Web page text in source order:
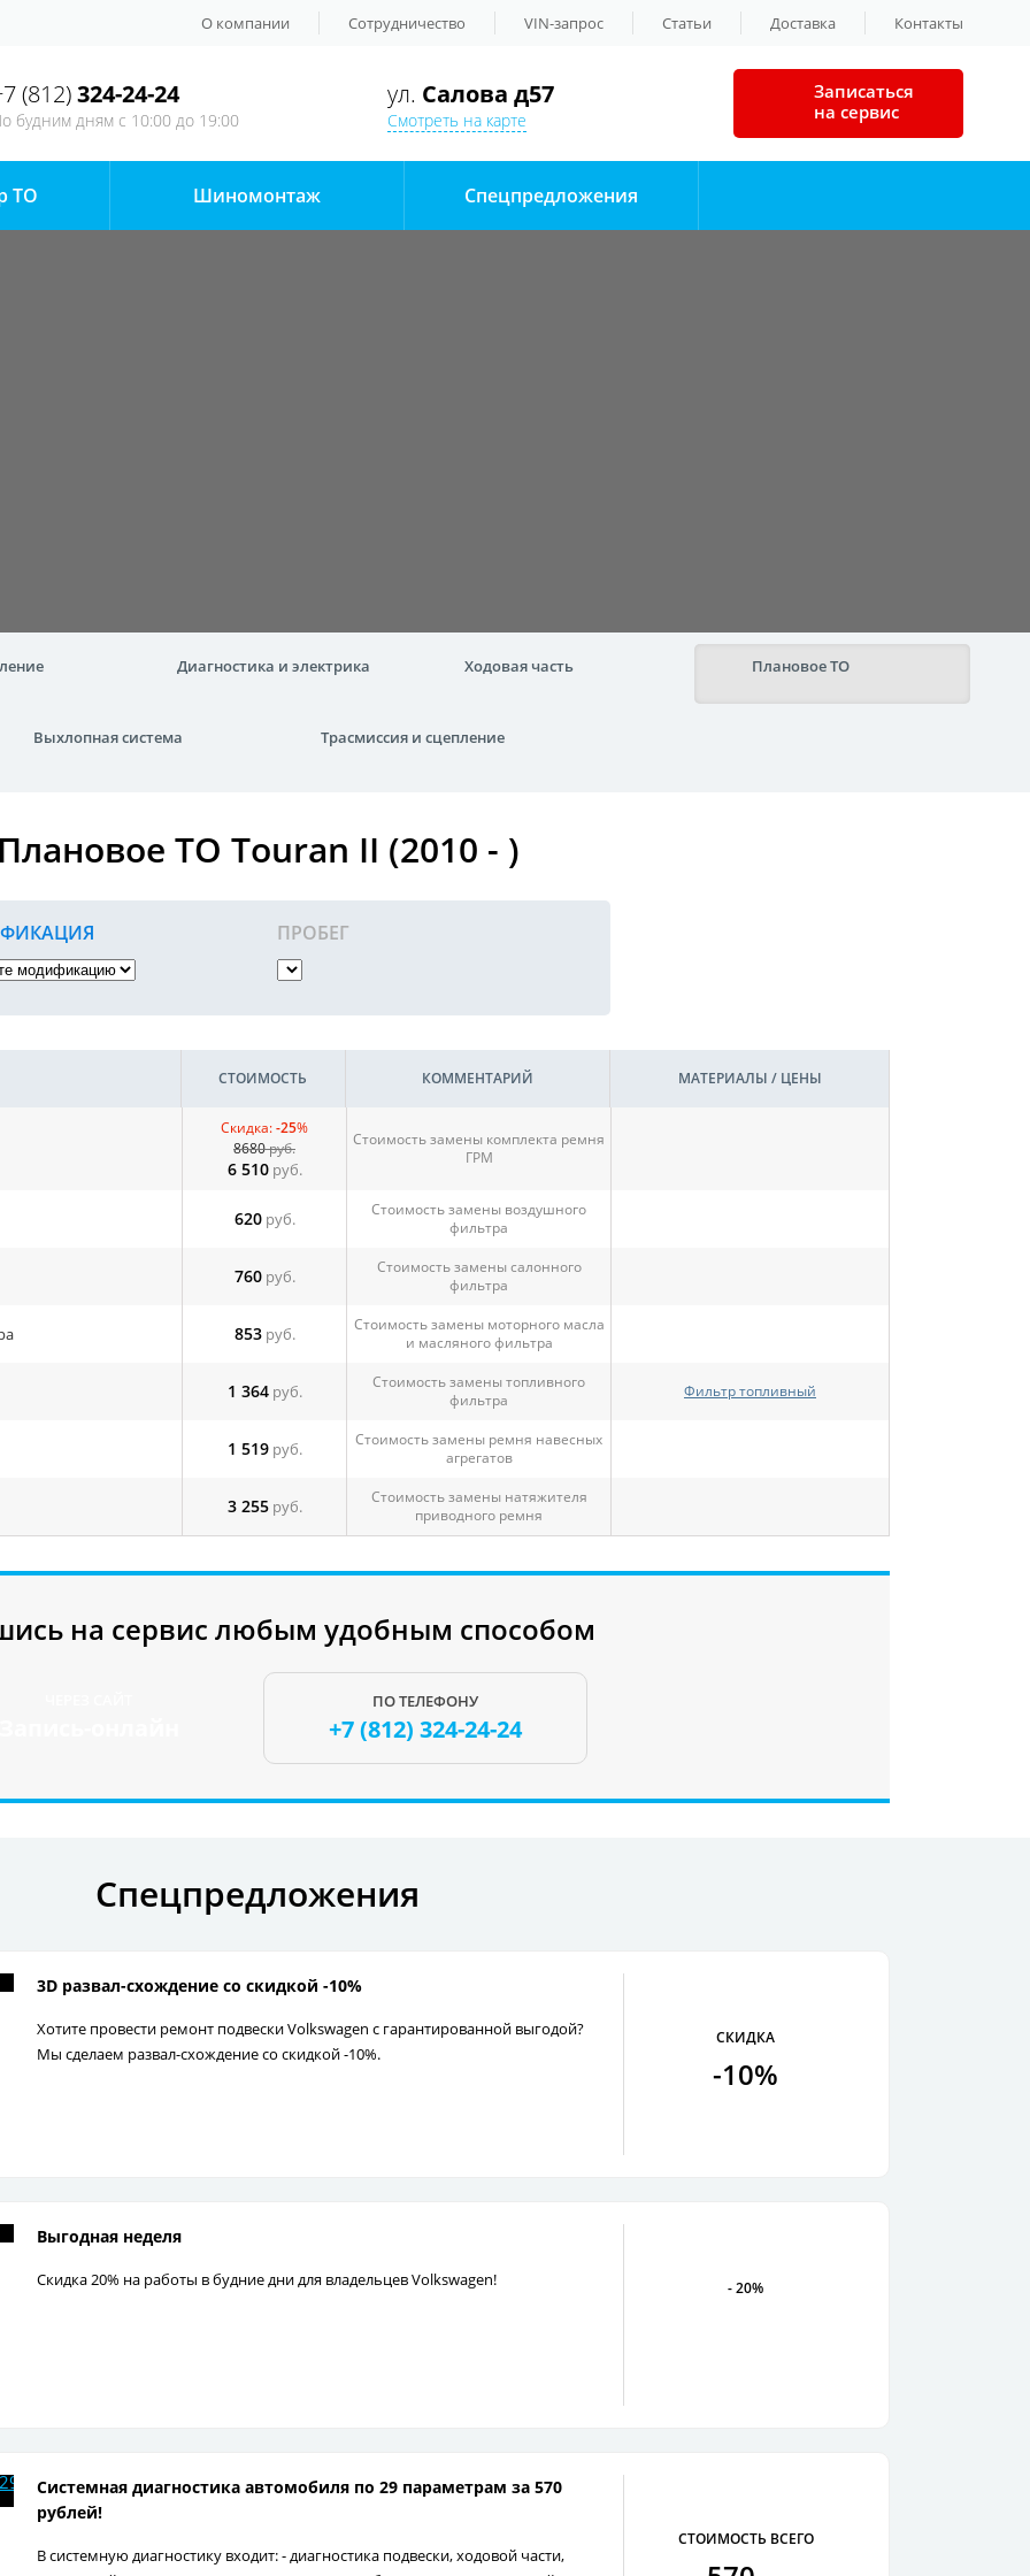
О компании Сотрудничество VIN-запрос Статьи Доставка Контакты
(812)324-24-24
будним днямс 10:00 до 19:00
ул. Салова д57
Смотреть на карте
Записаться
на сервис
ТО Шиномонтаж Спецпредложения
Диагностика и электрика Ходовая часть Плановое ТО
Выхлопная система Трасмиссия и сцепление
ТО Touran II (2010 - )
ПРОБЕГ
СТОИМОСТЬ КОММЕНТАРИЙ МАТЕРИАЛЫ / ЦЕНЫ
Скидка:-25%
8680руб.
6 510руб.
Стоимость замены комплекта ремня
ГРМ
620руб.
Стоимость замены воздушного
фильтра
760руб.
Стоимость замены салонного
фильтра
853руб.
Стоимость замены моторного масла
и масляного фильтра
1 364руб.
Стоимость замены топливного
фильтра
Фильтр топливный
1 519руб.
Стоимость замены ремня навесных
агрегатов
3 255руб.
Стоимость замены натяжителя
приводного ремня
на сервис любым удобным способом
ПО ТЕЛЕФОНУ
+7 (812) 324-24-24
Спецпредложения
3D развал-схождение со скидкой -10%
Хотите провести ремонт подвески Volkswagen с гарантированной выгодой?
Мы сделаем развал-схождение со скидкой -10%.
СКИДКА
-10%
Выгодная неделя
Скидка 20% на работы в будние дни для владельцев Volkswagen! - 20%
Системная диагностика автомобиля по 29 параметрам за 570
рублей!
В системную диагностику входит: - диагностика подвески, ходовой части,
СТОИМОСТЬ ВСЕГО